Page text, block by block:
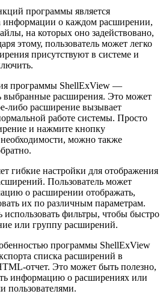
программы является
информации о каждом расширении,
на которых оно задействовано,
этому, пользователь может легко
присутствуют в системе и
программы ShellExView —
выбранные расширения. Это может
либо расширение вызывает
работе системы. Просто
и нажмите кнопку
можно также
гибкие настройки для отображения
Пользователь может
о расширении отображать,
их по различным параметрам.
использовать фильтры, чтобы быстро
или группу расширений.
программы ShellExView
списка расширений в
отчет. Это может быть полезно,
информацию о расширениях или
пользователями.